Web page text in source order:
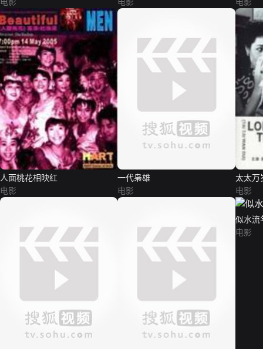
电影
电影
电影
人面桃花相映红
电影
一代枭雄
电影
太太万
电影
似水流
电影